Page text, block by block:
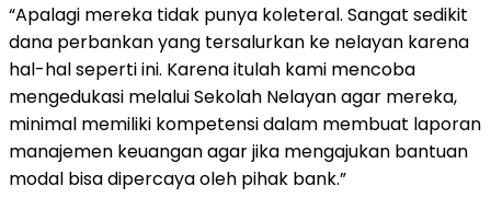
“Apalagi mereka tidak punya koleteral. Sangat sedikit
dana perbankan yang tersalurkan ke nelayan karena
hal-hal seperti ini. Karena itulah kami mencoba
mengedukasi melalui Sekolah Nelayan agar mereka,
minimal memiliki kompetensi dalam membuat laporan
manajemen keuangan agar jika mengajukan bantuan
modal bisa dipercaya oleh pihak bank.”